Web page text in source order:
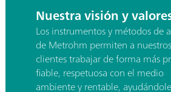
Nuestra visión y
Los instrumentos y métodos de
de Metrohm permiten a nuestros
clientes trabajar de forma más
fiable, respetuosa con el medio
ambiente y rentable,